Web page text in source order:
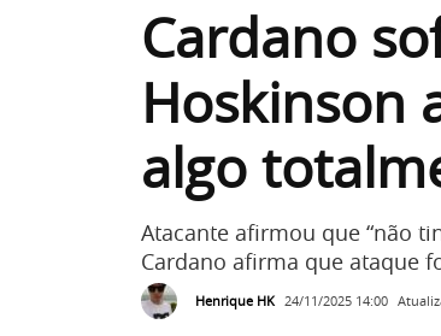
Cardano
Hoskinson
algo
Atacante afirmou que “não
Cardano afirma que ataque
Henrique HK 24/11/2025 14:00